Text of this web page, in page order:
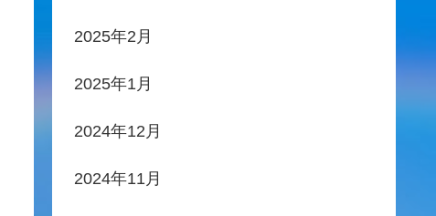
2025年2月
2025年1月
2024年12月
2024年11月